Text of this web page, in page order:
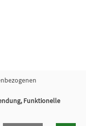
Funktionelle